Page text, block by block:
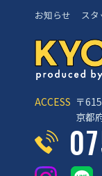
ACCESS 〒
京都
お知らせ
スタ